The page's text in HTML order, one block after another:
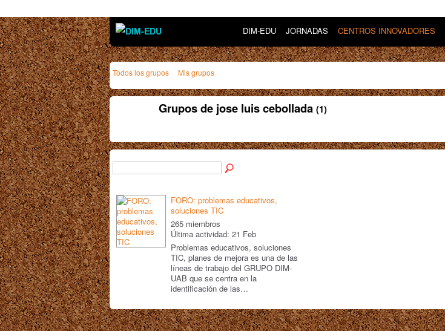
DIM-EDU JORNADAS CENTROS INNOVADORES
Todos los grupos Mis grupos
Grupos de jose luis cebollada (1)
FORO: problemas educativos,
soluciones TIC
265 miembros
Última actividad: 21 Feb
Problemas educativos, soluciones
TIC, planes de mejora es una de las
líneas de trabajo del GRUPO DIM-
UAB que se centra en la
identificación de las…